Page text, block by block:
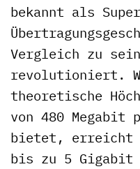
bekannt als
Vergleich zu
revolutioniert.
theoretische
von 480 Megabit
bietet, erreicht
bis zu 5 Gigabit